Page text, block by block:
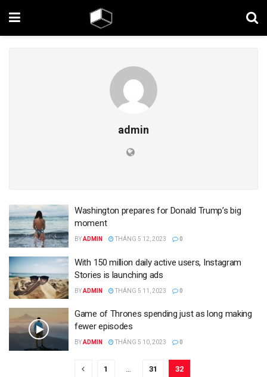
admin
Washington prepares for Donald Trump’s big
moment
BYADMIN THÁNG 5 12, 2023 0
With 150 million daily active users, Instagram
Stories is launching ads
BYADMIN THÁNG 5 11, 2023 0
Game of Thrones spending just as long making
fewer episodes
BYADMIN THÁNG 5 10, 2023 0
1 31 32